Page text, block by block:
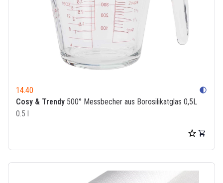
14.40 contrast
Cosy & Trendy 500° Messbecher aus Borosilikatglas 0,5L
0.5 l